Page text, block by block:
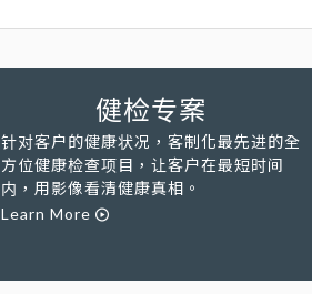
健检专案
针对客户的健康状况，客制化最先进的全
方位健康检查项目，让客户在最短时间
内，用影像看清健康真相。
Learn More